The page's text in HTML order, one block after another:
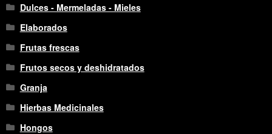
Dulces - Mermeladas - Mieles
Elaborados
Frutas frescas
Frutos secos y deshidratados
Granja
Hierbas Medicinales
Hongos